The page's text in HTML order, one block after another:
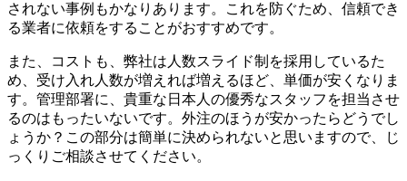
されない事例もかなりあります。これを防ぐため、信頼でき
る業者に依頼をすることがおすすめです。
また、コストも、弊社は人数スライド制を採用しているた
め、受け入れ人数が増えれば増えるほど、単価が安くなりま
す。管理部署に、貴重な日本人の優秀なスタッフを担当させ
るのはもったいないです。外注のほうが安かったらどうでし
ょうか？この部分は簡単に決められないと思いますので、じ
っくりご相談させてください。